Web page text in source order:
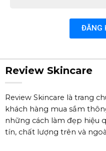
ĐĂNG
Review Skincare
Review Skincare là trang
khách hàng mua sắm
những cách làm đẹp hiệu
tín, chất lượng trên và